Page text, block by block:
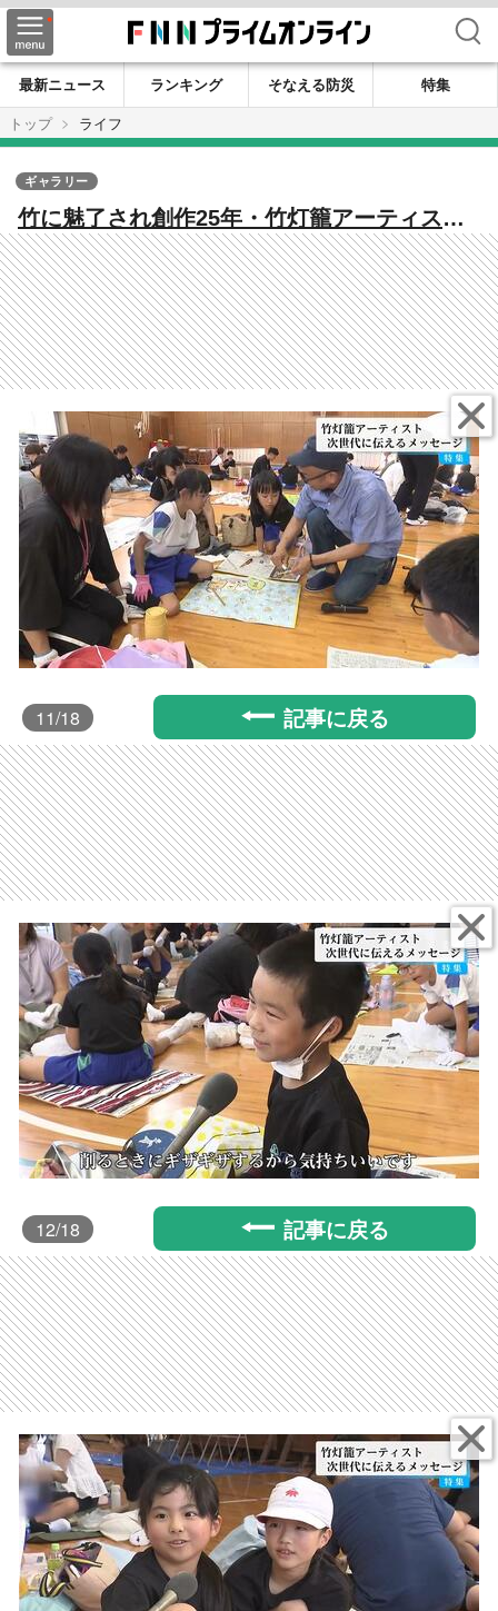
検索
最新ニュース ランキング そなえる防災
特集
トップ
ライフ
竹に魅了され創作25年・竹灯籠アーティスト
「真剣にひとつのことに情熱を注いで向き合
っている大人」次世代へ伝えるメッセージ
ギャラリー
11/18 記事に戻る
12/18 記事に戻る